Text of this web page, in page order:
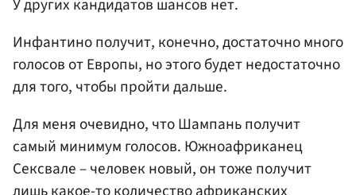
У других кандидатов шансов нет.
Инфантино получит, конечно, достаточно много
голосов от Европы, но этого будет недостаточно
для того, чтобы пройти дальше.
Для меня очевидно, что Шампань получит
самый минимум голосов. Южноафриканец
Сексвале – человек новый, он тоже получит